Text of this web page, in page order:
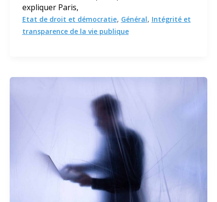
expliquer Paris,
Etat de droit et démocratie, Général, Intégrité et
transparence de la vie publique